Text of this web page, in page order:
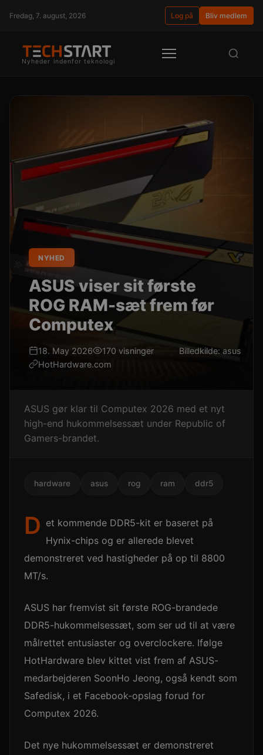
Fredag, 7. august, 2026 Log på Bliv medlem
Nyheder indenfor teknologi
NYHED
ASUS viser sit første
ROG RAM-sæt frem før
Computex
18. May 2026
170 visninger
HotHardware.com
Billedkilde: asus
ASUS gør klar til Computex 2026 med et nyt
high-end hukommelsessæt under Republic of
Gamers-brandet.
hardware asus rog ram ddr5
D et kommende DDR5-kit er baseret på
Hynix-chips og er allerede blevet
demonstreret ved hastigheder på op til 8800
MT/s.
ASUS har fremvist sit første ROG-brandede
DDR5-hukommelsessæt, som ser ud til at være
målrettet entusiaster og overclockere. Ifølge
HotHardware blev kittet vist frem af ASUS-
medarbejderen SoonHo Jeong, også kendt som
Safedisk, i et Facebook-opslag forud for
Computex 2026.
Det nye hukommelsessæt er demonstreret